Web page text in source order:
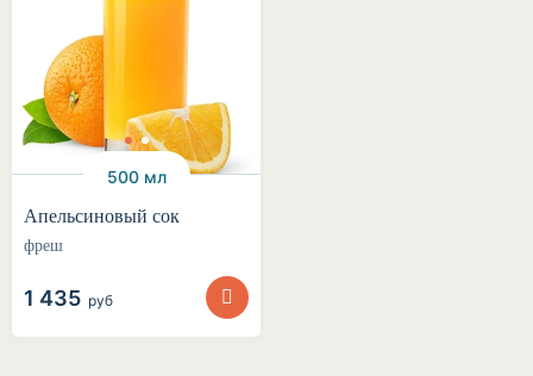
500 мл
Апельсиновый сок
фреш
1 435 руб